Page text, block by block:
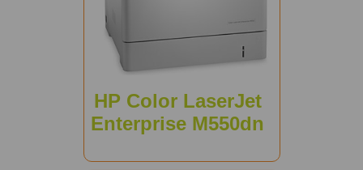
HP Color LaserJet
Enterprise M550dn